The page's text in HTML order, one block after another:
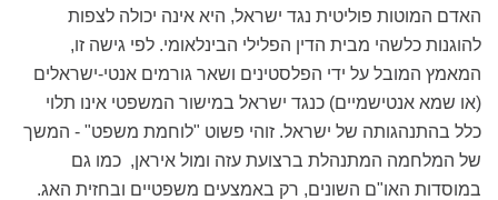
האדם המוטות פוליטית נגד ישראל, היא אינה יכולה לצפות
להוגנות כלשהי מבית הדין הפלילי הבינלאומי. לפי גישה זו,
המאמץ המובל על ידי הפלסטינים ושאר גורמים אנטי-ישראלים
(או שמא אנטישמיים) כנגד ישראל במישור המשפטי אינו תלוי
כלל בהתנהגותה של ישראל. זוהי פשוט "לוחמת משפט" - המשך
של המלחמה המתנהלת ברצועת עזה ומול איראן, כמו גם
במוסדות האו"ם השונים, רק באמצעים משפטיים ובחזית האג.